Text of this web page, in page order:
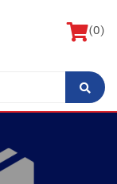
(0)